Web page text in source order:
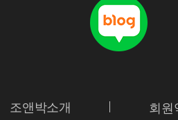
조앤박소개 회원